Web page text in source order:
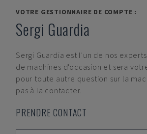
VOTRE GESTIONNAIRE DE COMPTE :
Sergi Guardia
Sergi Guardia est l'un de nos
de machines d'occasion et sera
pour toute autre question sur la
pas à la contacter.
PRENDRE CONTACT